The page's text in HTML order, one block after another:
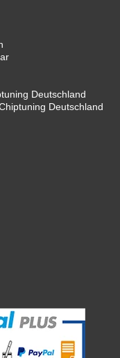
Deutschland
Deutschland